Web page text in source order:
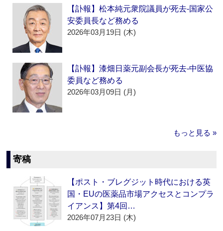
【訃報】松本純元衆院議員が死去‐国家公
安委員長など務める
2026年03月19日 (木)
【訃報】漆畑日薬元副会長が死去‐中医協
委員など務める
2026年03月09日 (月)
もっと見る »
寄稿
【ポスト・ブレグジット時代における英
国・EUの医薬品市場アクセスとコンプラ
イアンス】第4回…
2026年07月23日 (木)